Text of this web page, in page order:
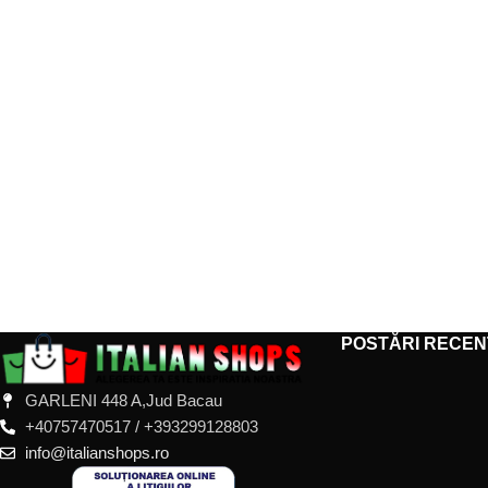
GARLENI 448 A,Jud Bacau
+40757470517 / +393299128803
info@italianshops.ro
POSTĂRI